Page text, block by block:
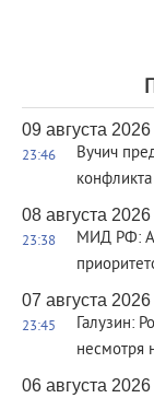
09 августа 2026
23:46
Вучич
08 августа 2026
23:38
МИД РФ:
07 августа 2026
23:45
Галузин:
несмотря
06 августа 2026